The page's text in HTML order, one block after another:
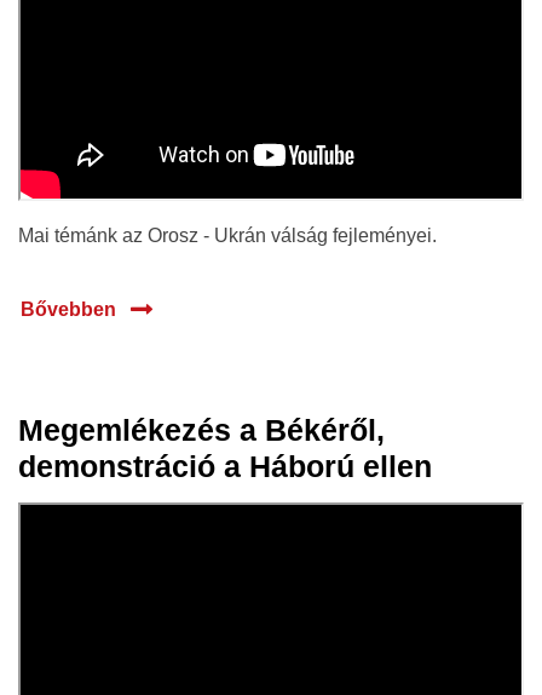
Mai témánk az Orosz - Ukrán válság fejleményei.
Bővebben
06 ápr.
2022
Megemlékezés a Békéről,
demonstráció a Háború ellen